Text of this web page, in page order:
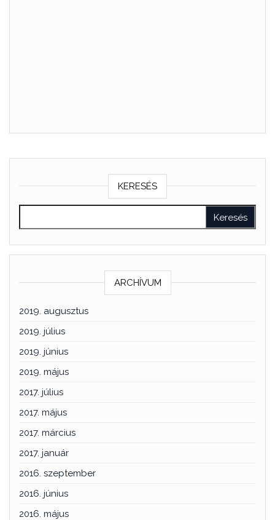
KERESÉS
ARCHÍVUM
2019. augusztus
2019. július
2019. június
2019. május
2017. július
2017. május
2017. március
2017. január
2016. szeptember
2016. június
2016. május